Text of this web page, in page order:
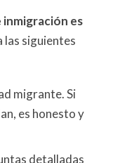
es
las siguientes
migrante. Si
es honesto y
detalladas